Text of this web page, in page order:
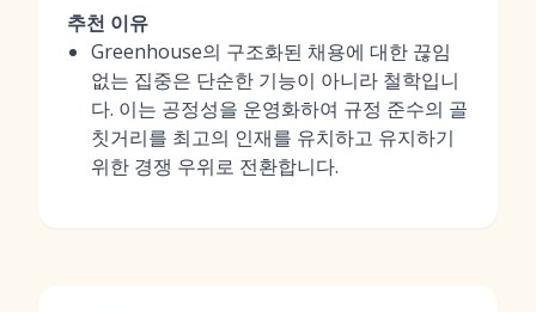
추천 이유
Greenhouse의 구조화된 채용에 대한 끊임
없는 집중은 단순한 기능이 아니라 철학입니
다. 이는 공정성을 운영화하여 규정 준수의 골
칫거리를 최고의 인재를 유치하고 유지하기
위한 경쟁 우위로 전환합니다.